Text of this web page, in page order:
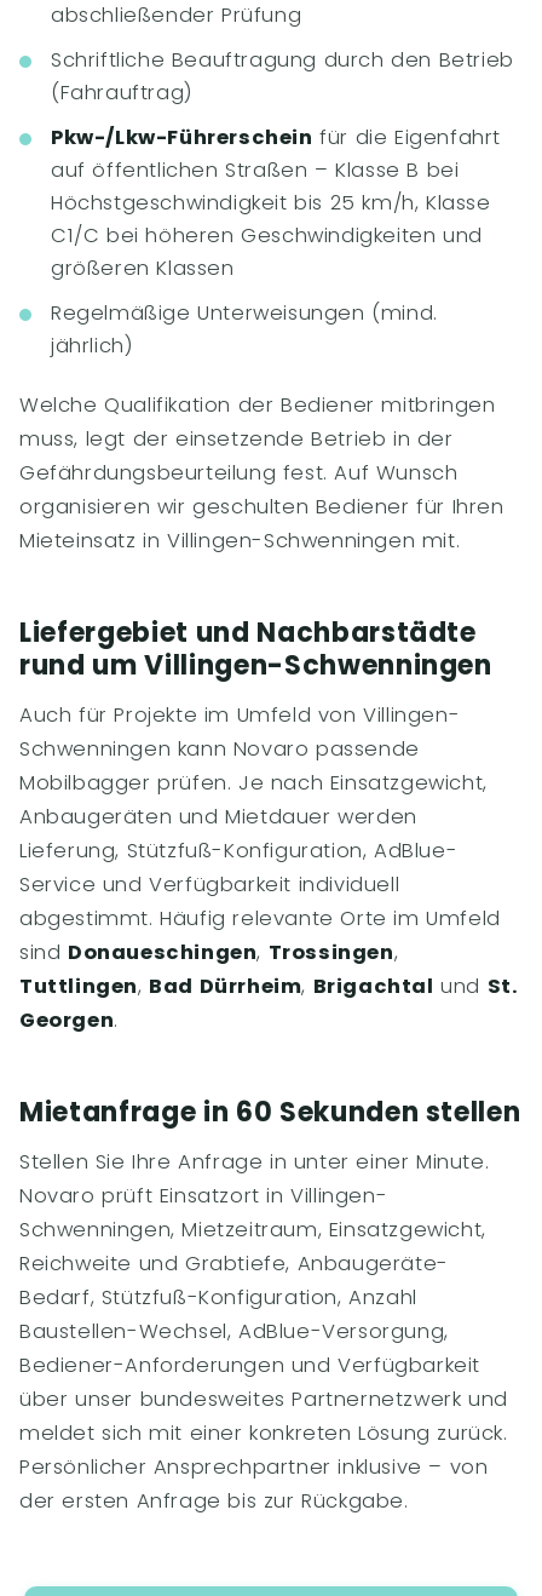
abschließender Prüfung
Schriftliche Beauftragung durch den Betrieb
(Fahrauftrag)
Pkw-/Lkw-Führerschein für die Eigenfahrt
auf öffentlichen Straßen – Klasse B bei
Höchstgeschwindigkeit bis 25 km/h, Klasse
C1/C bei höheren Geschwindigkeiten und
größeren Klassen
Regelmäßige Unterweisungen (mind.
jährlich)
Welche Qualifikation der Bediener mitbringen
muss, legt der einsetzende Betrieb in der
Gefährdungsbeurteilung fest. Auf Wunsch
organisieren wir geschulten Bediener für Ihren
Mieteinsatz in Villingen-Schwenningen mit.
Liefergebiet und Nachbarstädte
rund um Villingen-Schwenningen
Auch für Projekte im Umfeld von Villingen-
Schwenningen kann Novaro passende
Mobilbagger prüfen. Je nach Einsatzgewicht,
Anbaugeräten und Mietdauer werden
Lieferung, Stützfuß-Konfiguration, AdBlue-
Service und Verfügbarkeit individuell
abgestimmt. Häufig relevante Orte im Umfeld
sind Donaueschingen, Trossingen,
Tuttlingen, Bad Dürrheim, Brigachtal und St.
Georgen.
Mietanfrage in 60 Sekunden stellen
Stellen Sie Ihre Anfrage in unter einer Minute.
Novaro prüft Einsatzort in Villingen-
Schwenningen, Mietzeitraum, Einsatzgewicht,
Reichweite und Grabtiefe, Anbaugeräte-
Bedarf, Stützfuß-Konfiguration, Anzahl
Baustellen-Wechsel, AdBlue-Versorgung,
Bediener-Anforderungen und Verfügbarkeit
über unser bundesweites Partnernetzwerk und
meldet sich mit einer konkreten Lösung zurück.
Persönlicher Ansprechpartner inklusive – von
der ersten Anfrage bis zur Rückgabe.